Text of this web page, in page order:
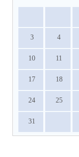
3 4
10 11
17 18
24 25
31